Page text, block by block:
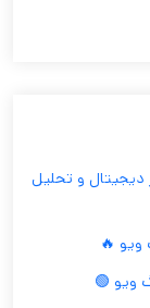
دیجیتال و تحلیل
ویو 🔥